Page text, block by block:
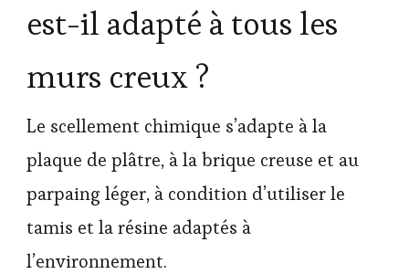
est-il adapté à tous les
murs creux ?
Le scellement chimique s’adapte à la
plaque de plâtre, à la brique creuse et au
parpaing léger, à condition d’utiliser le
tamis et la résine adaptés à
l’environnement.